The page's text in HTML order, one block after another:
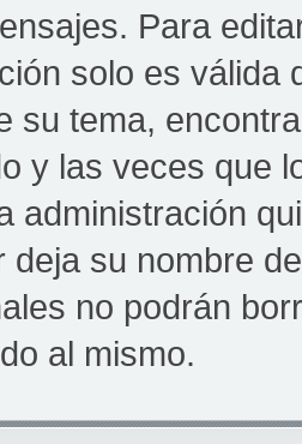
Para
solo es válida
su tema,
y las veces que
administración
deja su nombre
no podrán
al mismo.